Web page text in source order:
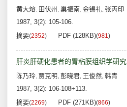
黄大熔, 田伏州 , 巢振南, 金锡礼, 张丙印
1987, 3(2): 105-106.
摘要(2352) PDF (128KB)(981)
肝炎肝硬化患者的胃粘膜组织学研究
陈乃玲, 贾克明 , 彭晓君, 王俊然, 韩青
1987, 3(2): 106-108+113.
摘要(2269) PDF (271KB)(866)